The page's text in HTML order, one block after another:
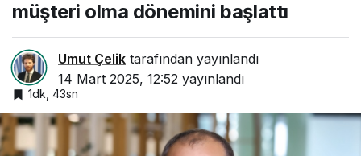
müşteri olma dönemini başlattı
Umut Çelik tarafından yayınlandı
14 Mart 2025, 12:52 yayınlandı
1dk, 43sn